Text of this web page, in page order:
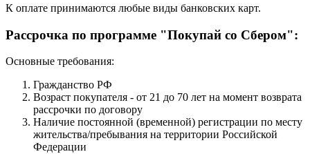
К оплате принимаются любые виды банковских карт.
Рассрочка по программе "Покупай со Сбером":
Основные требования:
Гражданство РФ
Возраст покупателя - от 21 до 70 лет на момент возврата
рассрочки по договору
Наличие постоянной (временной) регистрации по месту
жительства/пребывания на территории Российской
Федерации